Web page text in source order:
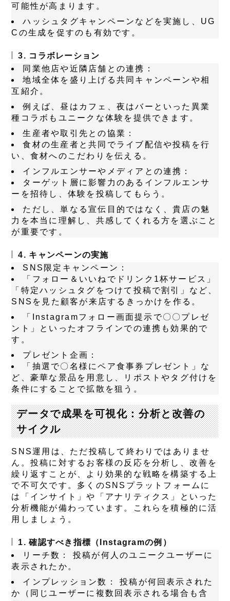
可能性が高まります。
ハッシュタグキャンペーンなどを実施し、UG
Cの生成を促すのも有効です。
3. コラボレーション
同業他店や近隣店舗との連携：
地域全体を盛り上げる共同キャンペーンや相
互紹介。
例えば、昼はカフェ、夜はバーといった異業
種コラボもユニークな体験を提供できます。
生産者や取引先との協業：
食材の生産者と共同でライブ配信や投稿を行
い、食材へのこだわりを伝える。
インフルエンサーやメディアとの連携：
ターゲット層に影響力のあるインフルエンサ
ーを招待し、体験を投稿してもらう。
ただし、単なる宣伝目的ではなく、貴店の魅
力を本当に理解し、共感してくれる方を選ぶこと
が重要です。
4. キャンペーンの実施
SNS限定キャンペーン：
「フォロー＆いいねでドリンク1杯サービス」
「特定ハッシュタグをつけて投稿で割引」など、
SNSを見た顧客が来店するきっかけを作る。
「Instagramフォロー画面提示で〇〇プレゼ
ント」といったオフラインでの連携も効果的で
す。
プレゼント企画：
「抽選で〇名様にペア食事券プレゼント」な
ど、豪華な景品を用意し、リポストやタグ付けを
条件にすることで拡散を狙う。
データで成果を可視化：分析と改善の
サイクル
SNS運用は、ただ投稿して終わりではありませ
ん。投稿に対するお客様の反応を分析し、改善を
繰り返すことが、より効果的な戦略を構築する上
で不可欠です。多くのSNSプラットフォームに
は「インサイト」や「アナリティクス」といった
分析機能が備わっています。これらを積極的に活
用しましょう。
1. 確認すべき指標（Instagramの例）
リーチ数：
投稿が何人のユニークユーザーに
表示されたか。
インプレッション数：
投稿が何回表示された
か（同じユーザーに複数回表示される場合も含